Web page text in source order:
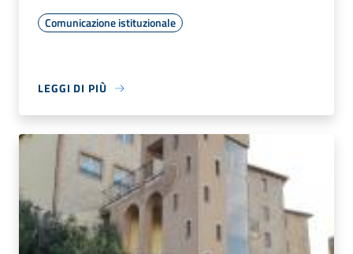
Comunicazione istituzionale
LEGGI DI PIÙ